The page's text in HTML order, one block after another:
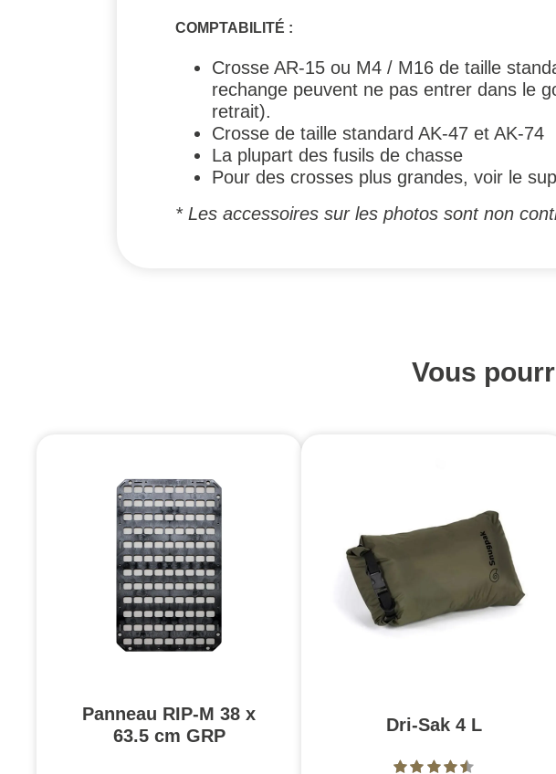
COMPTABILITÉ :
Crosse AR-15 ou M4 / M16 de taille
rechange peuvent ne pas entrer dans le
retrait).
Crosse de taille standard AK-47 et AK-74
La plupart des fusils de chasse
Pour des crosses plus grandes, voir le
* Les accessoires sur les photos sont non
Vous
Panneau RIP-M 38 x
63.5 cm GRP
Dri-Sak 4 L